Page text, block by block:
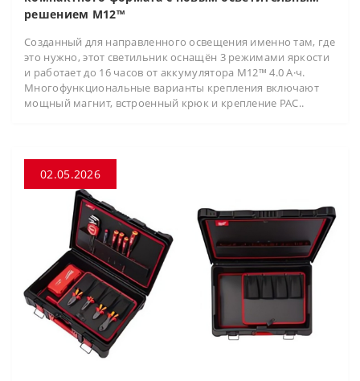
решением M12™
Созданный для направленного освещения именно там, где
это нужно, этот светильник оснащён 3 режимами яркости
и работает до 16 часов от аккумулятора M12™ 4.0 А·ч.
Многофункциональные варианты крепления включают
мощный магнит, встроенный крюк и крепление PAC..
02.05.2026